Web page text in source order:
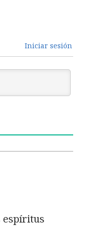
Iniciar sesión
espíritus